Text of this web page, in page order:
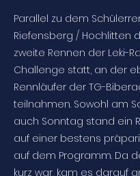
Parallel zu dem
Riefensberg / Hochlitten
zweite Rennen der Leki-
Challenge statt, an der
Rennläufer der TG-
teilnahmen. Sowohl am
auch Sonntag stand ein
auf einer bestens
auf dem Programm. Da
kurz war, kam es darauf